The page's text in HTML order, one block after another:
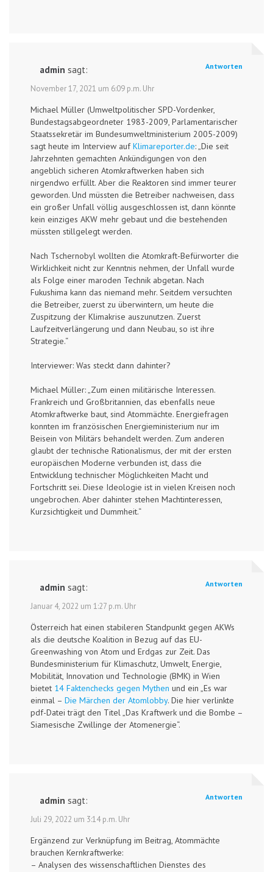
admin sagt:
November 17, 2021 um 6:09 p.m. Uhr
Michael Müller (Umwelt­politischer SPD-Vordenker,
Bundes­tags­abgeordneter 1983-2009, Parlamentarischer
Staats­sekretär im Bundes­umwelt­ministerium 2005-2009)
sagt heute im Interview aufKlimareporter.de: „Die seit
Jahrzehnten gemachten Ankündigungen von den
angeblich sicheren Atomkraftwerken haben sich
nirgendwo erfüllt. Aber die Reaktoren sind immer teurer
geworden. Und müssten die Betreiber nachweisen, dass
ein großer Unfall völlig ausgeschlossen ist, dann könnte
kein einziges AKW mehr gebaut und die bestehenden
müssten stillgelegt werden.
Nach Tschernobyl wollten die Atomkraft-Befürworter die
Wirklichkeit nicht zur Kenntnis nehmen, der Unfall wurde
als Folge einer maroden Technik abgetan. Nach
Fukushima kann das niemand mehr. Seitdem versuchten
die Betreiber, zuerst zu überwintern, um heute die
Zuspitzung der Klimakrise auszunutzen. Zuerst
Laufzeitverlängerung und dann Neubau, so ist ihre
Strategie.“
Interviewer: Was steckt dann dahinter?
Michael Müller: „Zum einen militärische Interessen.
Frankreich und Großbritannien, das ebenfalls neue
Atomkraftwerke baut, sind Atommächte. Energiefragen
konnten im französischen Energieministerium nur im
Beisein von Militärs behandelt werden. Zum anderen
glaubt der technische Rationalismus, der mit der ersten
europäischen Moderne verbunden ist, dass die
Entwicklung technischer Möglichkeiten Macht und
Fortschritt sei. Diese Ideologie ist in vielen Kreisen noch
ungebrochen. Aber dahinter stehen Machtinteressen,
Kurzsichtigkeit und Dummheit.“
Antworten
admin sagt:
Januar 4, 2022 um 1:27 p.m. Uhr
Österreich hat einen stabileren Standpunkt gegen AKWs
als die deutsche Koalition in Bezug auf das EU-
Greenwashing von Atom und Erdgas zur Zeit. Das
Bundesministerium für Klimaschutz, Umwelt, Energie,
Mobilität, Innovation und Technologie (BMK) in Wien
bietet 14 Faktenchecks gegen Mythen und ein „Es war
einmal – Die Märchen der Atomlobby. Die hier verlinkte
pdf-Datei trägt den Titel „Das Kraftwerk und die Bombe –
Siamesische Zwillinge der Atomenergie“.
Antworten
admin sagt:
Juli 29, 2022 um 3:14 p.m. Uhr
Ergänzend zur Verknüpfung im Beitrag, Atommächte
brauchen Kernkraftwerke:
– Analysen des wissenschaftlichen Dienstes des
Antworten